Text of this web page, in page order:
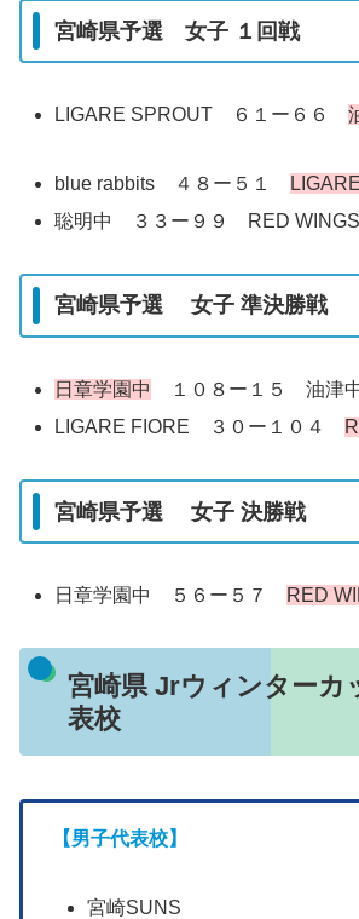
宮崎県予選 女子 １回戦
LIGARE SPROUT ６１ー６６
blue rabbits ４８ー５１
聡明中 ３３ー９９ RED WINGS
宮崎県予選 女子 準決勝戦
日章学園中
１０８ー１５ 油津
LIGARE FIORE ３０ー１０４
宮崎県予選 女子 決勝戦
日章学園中 ５６ー５７ RED
宮崎県 Jrウィンターカ
表校
【男子代表校】
宮崎SUNS